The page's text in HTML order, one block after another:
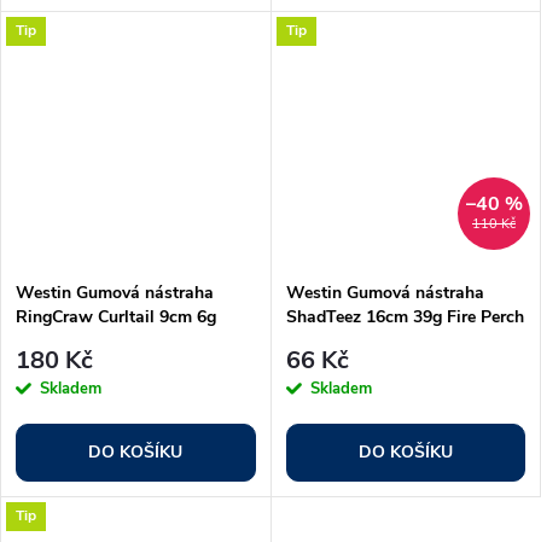
Tip
Westin Gumová nástraha
RingCraw Curltail 9cm 6g
180 Kč
Skladem
DO KOŠÍKU
Tip
110 Kč
–40 %
Westin Gumová nástraha
ShadTeez 16cm 39g Fire Perch
66 Kč
Skladem
DO KOŠÍKU
Tip